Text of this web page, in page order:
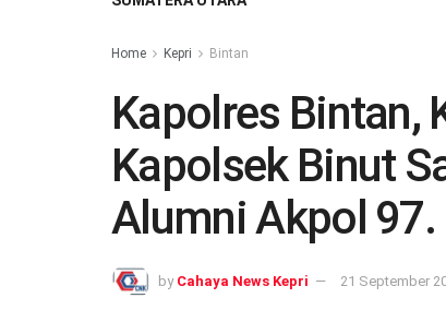
Home Kepri Bintan
Kapolres Bintan,
Kapolsek Binut
Alumni Akpol 97.
by Cahaya News Kepri 21 September